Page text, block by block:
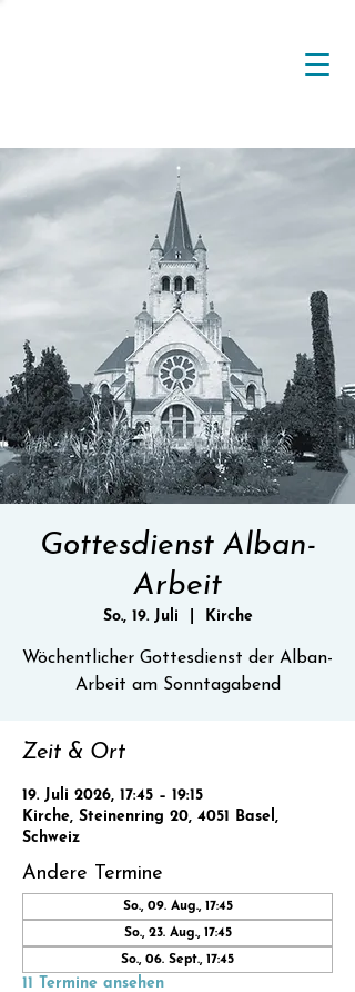
Gottesdienst Alban-
Arbeit
So., 19. Juli Kirche
Wöchentlicher Gottesdienst der Alban-
Zeit & Ort
19. Juli 2026, 17:45 – 19:15
Kirche, Steinenring 20, 4051 Basel,
Schweiz
Andere Termine
So., 09. Aug., 17:45
So., 23. Aug., 17:45
So., 06. Sept., 17:45
11 Termine ansehen